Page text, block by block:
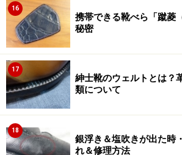
16
携帯できる靴べら「蹴菱
秘密
17
紳士靴のウェルトとは？
類について
18
銀浮き＆塩吹きが出た時
れ＆修理方法